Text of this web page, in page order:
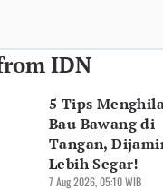
IDN
5 Tips
Bau Bawang di
Tangan,
Lebih Segar!
7 Aug 2026, 05:10 WIB